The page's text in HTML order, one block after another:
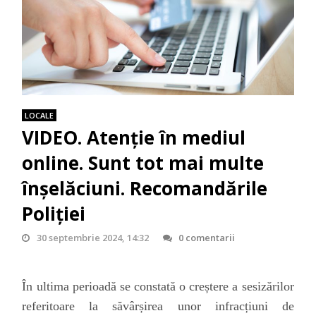
LOCALE
VIDEO. Atenţie în mediul
online. Sunt tot mai multe
înşelăciuni. Recomandările
Poliţiei
30 septembrie 2024, 14:32 0 comentarii
În ultima perioadă se constată o creștere a sesizărilor
referitoare la săvârșirea unor infracțiuni de